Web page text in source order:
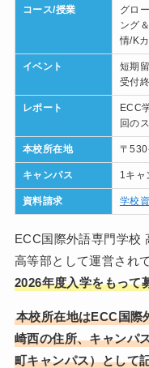
コース/授業
グロ
ング
情/K
イベント
短期
受付終
レポート
ECC
回の
本校所在地 〒
キャンパス 1キャ
資料請求 学校
ECC国際外語専門学校
高等部として運営され
2026年度入学をもって
本校所在地はECC国際
崎西の住所、キャンパ
町キャンパス）として